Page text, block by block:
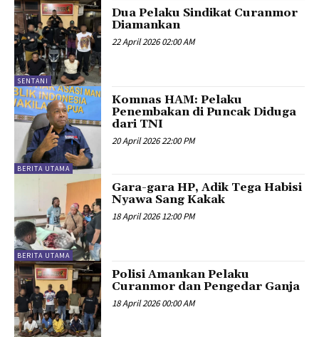
SENTANI
Dua Pelaku Sindikat Curanmor
Diamankan
22 April 2026 02:00 AM
BERITA UTAMA
Komnas HAM: Pelaku
Penembakan di Puncak Diduga
dari TNI
20 April 2026 22:00 PM
BERITA UTAMA
Gara-gara HP, Adik Tega Habisi
Nyawa Sang Kakak
18 April 2026 12:00 PM
Polisi Amankan Pelaku
Curanmor dan Pengedar Ganja
18 April 2026 00:00 AM